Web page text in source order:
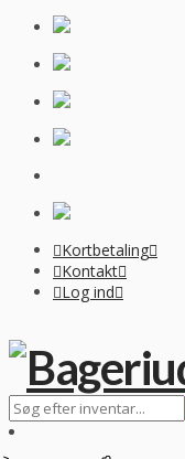
Kortbetaling
Kontakt
Log ind